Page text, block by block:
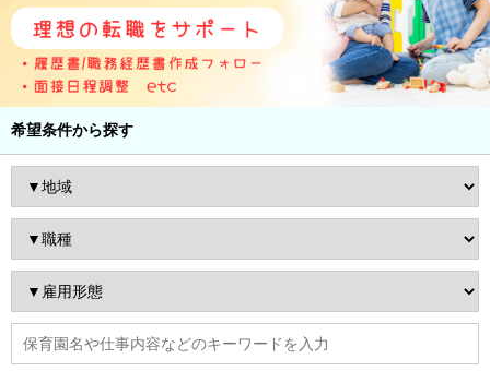
希望条件から探す